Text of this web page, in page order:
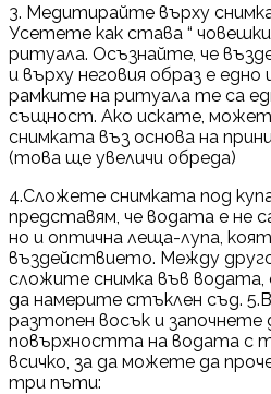
3. Медитирайте върху
Усетете как става “
ритуала. Осъзнайте, че
и върху неговия образ е
рамките на ритуала те са
същност. Ако искате,
снимката въз основа на
(това ще увеличи обреда)
4.Сложете снимката под
представям, че водата е не
но и оптична леща-лупа,
въздействието. Между
сложите снимка във
да намерите стъклен съд.
разтопен восък и започнете
повърхността на водата с
всичко, за да можете да
три пъти: